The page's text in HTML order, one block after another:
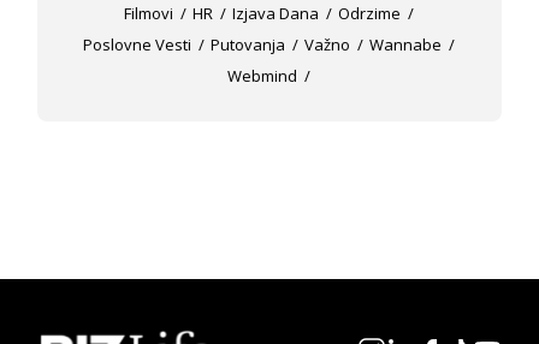
Filmovi
HR Izjava Dana
Odrzime
Poslovne Vesti
Putovanja Važno
Wannabe
Webmind